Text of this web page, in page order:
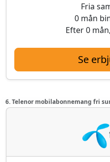
Fria
0 mån
Efter 0
Se
6. Telenor mobilabonnemang fri